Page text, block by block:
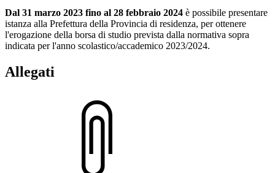
Dal 31 marzo 2023 fino al 28 febbraio 2024 è possibile presentare
istanza alla Prefettura della Provincia di residenza, per ottenere
l'erogazione della borsa di studio prevista dalla normativa sopra
indicata per l'anno scolastico/accademico 2023/2024.
Allegati